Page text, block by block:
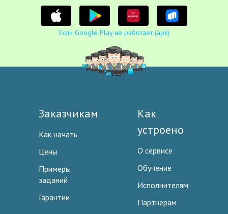
Если Google Play не работает (apk)
Заказчикам
Как начать
Цены
Примеры
заданий
Гарантии
Как
устроено
О сервисе
Обучение
Исполнителям
Партнерам